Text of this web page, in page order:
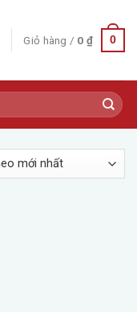
Giỏ hàng / 0 ₫ 0